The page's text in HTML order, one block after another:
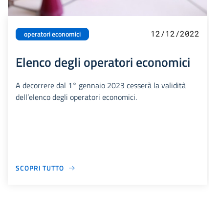
operatori economici 12/12/2022
Elenco degli operatori economici
A decorrere dal 1° gennaio 2023 cesserà la validità
dell’elenco degli operatori economici.
SCOPRI TUTTO